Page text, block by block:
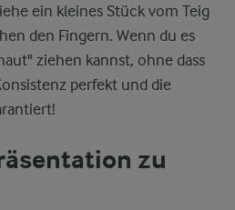
ein kleines Stück vom Teig
den Fingern. Wenn du es
ziehen kannst, ohne dass
perfekt und die
zu